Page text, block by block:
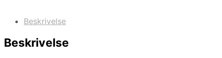
Beskrivelse
Beskrivelse